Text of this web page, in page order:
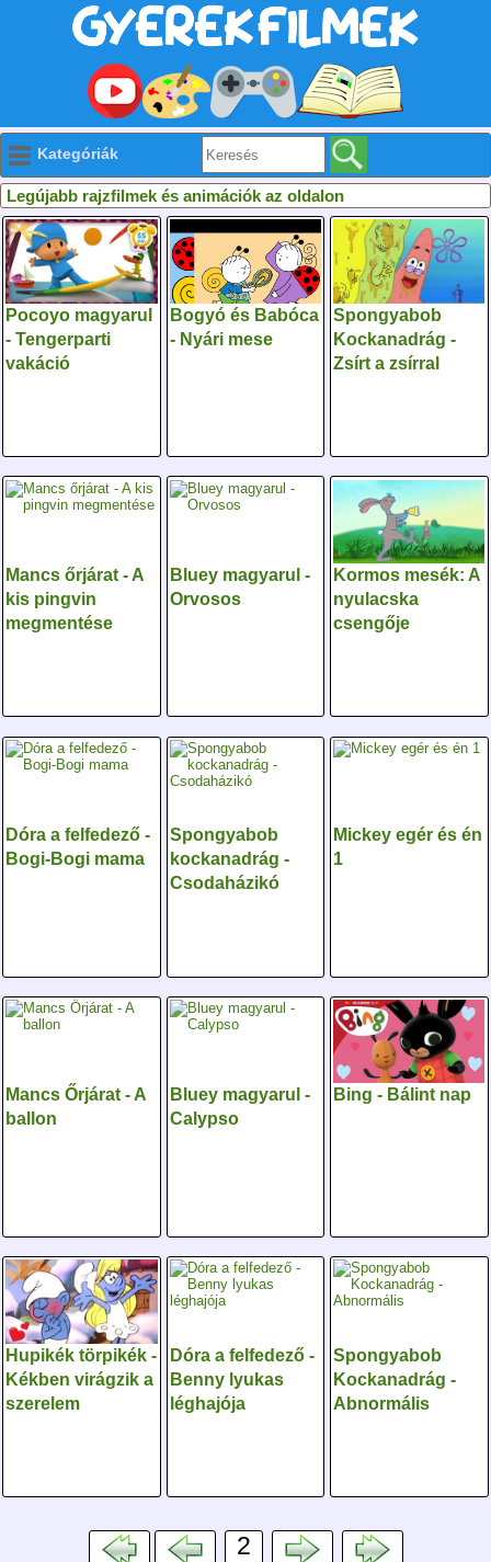
Kategóriák
Legújabb rajzfilmek és animációk az oldalon
Pocoyo magyarul
- Tengerparti
vakáció
Bogyó és Babóca
- Nyári mese
Spongyabob
Kockanadrág -
Zsírt a zsírral
Mancs őrjárat - A
kis pingvin
megmentése
Bluey magyarul -
Orvosos
Kormos mesék: A
nyulacska
csengője
Dóra a felfedező -
Bogi-Bogi mama
Spongyabob
kockanadrág -
Csodaházikó
Mickey egér és én
1
Mancs Őrjárat - A
ballon
Bluey magyarul -
Calypso
Bing - Bálint nap
Hupikék törpikék -
Kékben virágzik a
szerelem
Dóra a felfedező -
Benny lyukas
léghajója
Spongyabob
Kockanadrág -
Abnormális
2